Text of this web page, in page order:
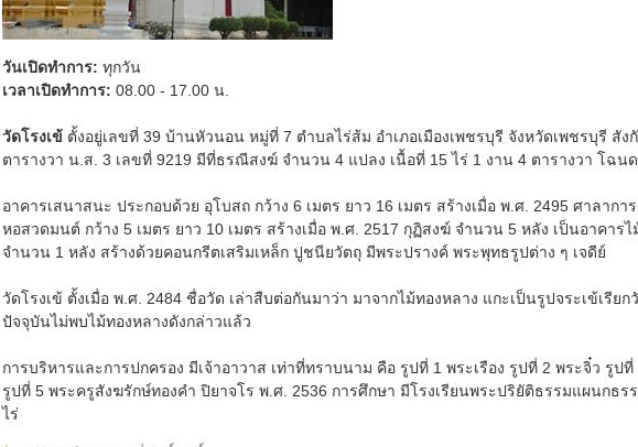
วันเปิดทำการ: ทุกวัน
เวลาเปิดทำการ: 08.00 - 17.00 น.
วัดโรงเข้ตั้งอยู่เลขที่ 39 บ้านหัวนอน หมู่ที่ 7 ตำบลไร่ส้ม อำเภอเมืองเพชรบุรี จังหวัดเพชรบุรี สั
ตารางวา น.ส. 3 เลขที่ 9219 มีที่ธรณีสงฆ์ จำนวน 4 แปลง เนื้อที่ 15 ไร่ 1 งาน 4 ตารางวา โฉน
อาคารเสนาสนะ ประกอบด้วย อุโบสถ กว้าง 6 เมตร ยาว 16 เมตร สร้างเมื่อ พ.ศ. 2495 ศาลากา
หอสวดมนต์ กว้าง 5 เมตร ยาว 10 เมตร สร้างเมื่อ พ.ศ. 2517 กุฏิสงฆ์ จำนวน 5 หลัง เป็นอาคาร
จำนวน 1 หลัง สร้างด้วยคอนกรีตเสริมเหล็ก ปูชนียวัตถุ มีพระปรางค์ พระพุทธรูปต่าง ๆ เจดีย์
วัดโรงเข้ ตั้งเมื่อ พ.ศ. 2484 ชื่อวัด เล่าสืบต่อกันมาว่า มาจากไม้ทองหลาง แกะเป็นรูปจระเข้เรีย
ปัจจุบันไม่พบไม้ทองหลางดังกล่าวแล้ว
การบริหารและการปกครอง มีเจ้าอาวาส เท่าที่ทราบนาม คือ รูปที่ 1 พระเรือง รูปที่ 2 พระจิ๋ว รู
รูปที่ 5 พระครูสังฆรักษ์ทองคำ ปิยาจโร พ.ศ. 2536 การศึกษา มีโรงเรียนพระปริยัติธรรมแผนกธร
ไร่